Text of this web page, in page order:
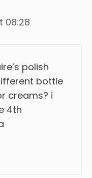
08:28
polish
bottle
creams? i
4th